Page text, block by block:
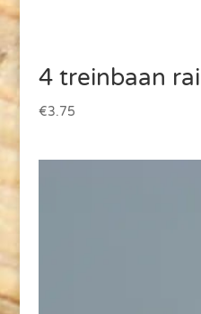
4 treinbaan
€3.75